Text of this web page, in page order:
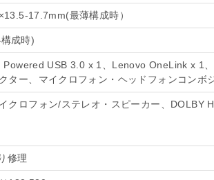
17.7mm(最薄構成時）
成時)
Powered USB 3.0 x 1、Lenovo OneLink x 1
ター、マイクロフォン・ヘッドフォンコンボ
クロフォン/ステレオ・スピーカー、DOLBY
修理